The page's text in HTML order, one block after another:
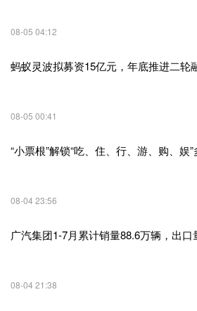
08-05 04:12
蚂蚁灵波拟募资15亿元，年底推进二轮
08-05 00:41
“小票根”解锁“吃、住、行、游、购、娱
08-04 23:56
广汽集团1-7月累计销量88.6万辆，出
08-04 21:38